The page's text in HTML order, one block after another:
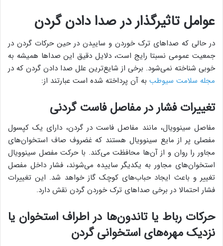
عوامل تاثیرگذار در صدا دادن گردن
در حالی که صداهای ترک خوردن و ساییدن در حین حرکات گردن در
جمعیت عمومی نسبتا رایج است، دلایل دقیق این صداها همیشه به
خوبی شناخته نمی‌شود. برخی از شایع‌ترین علل صدا دادن گردن که در
مجله سلامت سیوطب به آن پرداخته شده است عبارتند از:
تغییرات فشار در مفاصل فاست گردنی
مفاصل سینوویال، مانند مفاصل فاست در گردن، دارای یک کپسول
مفصلی پر از مایع سینوویال هستند که غضروف صاف استخوان‌های
مجاور را روان و از آن‌ها محافظت می‌کند. با حرکت مفصل سینوویال
استخوان‌های مجاور به یکدیگر ساییده می‌شوند، فشار داخل مفصل
تغییر و باعث ایجاد حباب‌های کوچک گاز خواهد شد. این تغییرات
فشار احتمالا در برخی صداهای ترک خوردن گردن نقش دارد.
حرکات رباط یا تاندون‌ها در اطراف استخوان یا
نزدیک مهره‌های استخوانی گردن